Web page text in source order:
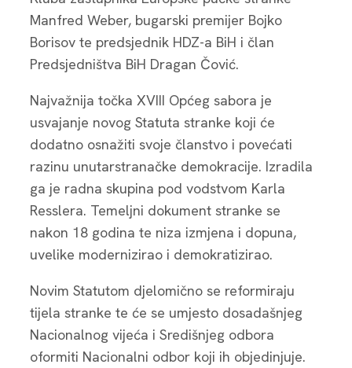
Manfred Weber, bugarski premijer Bojko
Borisov te predsjednik HDZ-a BiH i član
Predsjedništva BiH Dragan Čović.
Najvažnija točka XVIII Općeg sabora je
usvajanje novog Statuta stranke koji će
dodatno osnažiti svoje članstvo i povećati
razinu unutarstranačke demokracije. Izradila
ga je radna skupina pod vodstvom Karla
Resslera. Temeljni dokument stranke se
nakon 18 godina te niza izmjena i dopuna,
uvelike modernizirao i demokratizirao.
Novim Statutom djelomično se reformiraju
tijela stranke te će se umjesto dosadašnjeg
Nacionalnog vijeća i Središnjeg odbora
oformiti Nacionalni odbor koji ih objedinjuje.